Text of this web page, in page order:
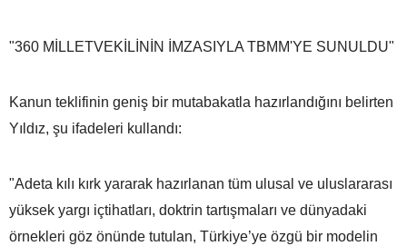
"360 MİLLETVEKİLİNİN İMZASIYLA TBMM'YE SUNULDU"
Kanun teklifinin geniş bir mutabakatla hazırlandığını belirten
Yıldız, şu ifadeleri kullandı:
"Adeta kılı kırk yararak hazırlanan tüm ulusal ve uluslararası
yüksek yargı içtihatları, doktrin tartışmaları ve dünyadaki
örnekleri göz önünde tutulan, Türkiye’ye özgü bir modelin